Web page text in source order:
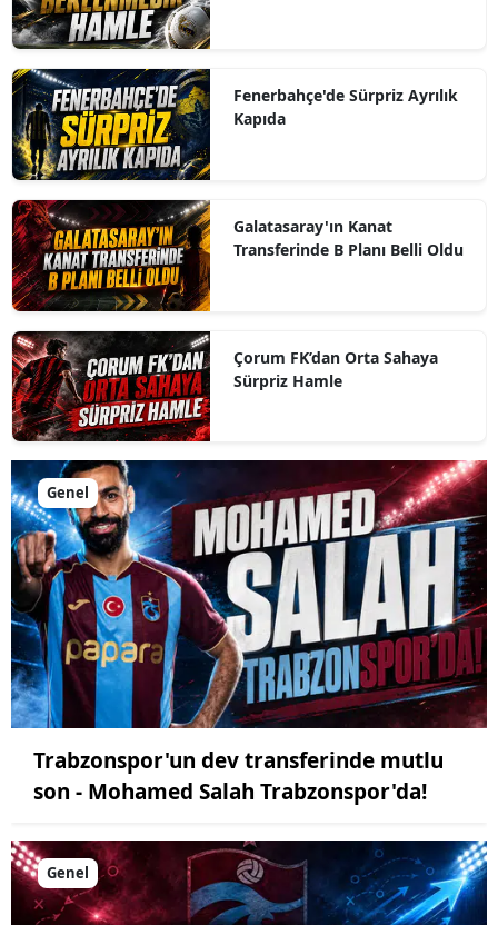
Fenerbahçe'de Sürpriz Ayrılık
Kapıda
Galatasaray'ın Kanat
Transferinde B Planı Belli Oldu
Çorum FK’dan Orta Sahaya
Sürpriz Hamle
Genel
Trabzonspor'un dev transferinde mutlu
son - Mohamed Salah Trabzonspor'da!
Genel